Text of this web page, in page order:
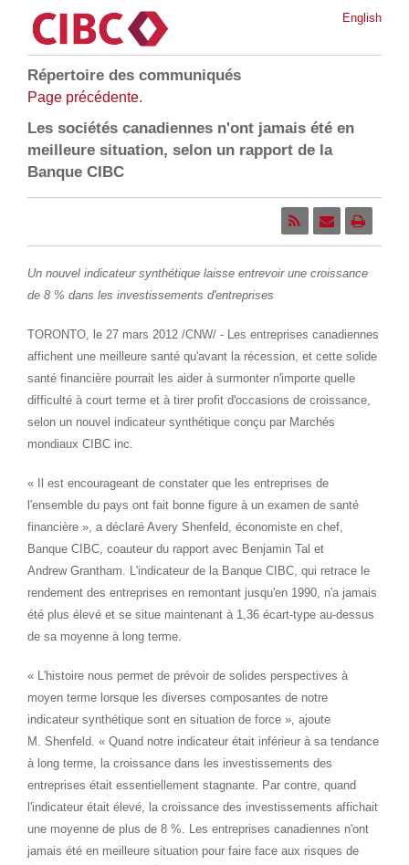
English
Répertoire des communiqués
Page précédente.
Les sociétés canadiennes n'ont jamais été en
meilleure situation, selon un rapport de la
Banque CIBC
Un nouvel indicateur synthétique laisse entrevoir une croissance
de 8 % dans les investissements d'entreprises
TORONTO, le 27 mars 2012 /CNW/ - Les entreprises canadiennes
affichent une meilleure santé qu'avant la récession, et cette solide
santé financière pourrait les aider à surmonter n'importe quelle
difficulté à court terme et à tirer profit d'occasions de croissance,
selon un nouvel indicateur synthétique conçu par Marchés
mondiaux CIBC inc.
« Il est encourageant de constater que les entreprises de
l'ensemble du pays ont fait bonne figure à un examen de santé
financière », a déclaré Avery Shenfeld, économiste en chef,
Banque CIBC, coauteur du rapport avec Benjamin Tal et
Andrew Grantham. L'indicateur de la Banque CIBC, qui retrace le
rendement des entreprises en remontant jusqu'en 1990, n'a jamais
été plus élevé et se situe maintenant à 1,36 écart-type au-dessus
de sa moyenne à long terme.
« L'histoire nous permet de prévoir de solides perspectives à
moyen terme lorsque les diverses composantes de notre
indicateur synthétique sont en situation de force », ajoute
M. Shenfeld. « Quand notre indicateur était inférieur à sa tendance
à long terme, la croissance dans les investissements des
entreprises était essentiellement stagnante. Par contre, quand
l'indicateur était élevé, la croissance des investissements affichait
une moyenne de plus de 8 %. Les entreprises canadiennes n'ont
jamais été en meilleure situation pour faire face aux risques de